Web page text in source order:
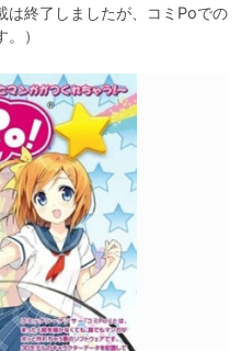
は終了しましたが、コミPoでの
）